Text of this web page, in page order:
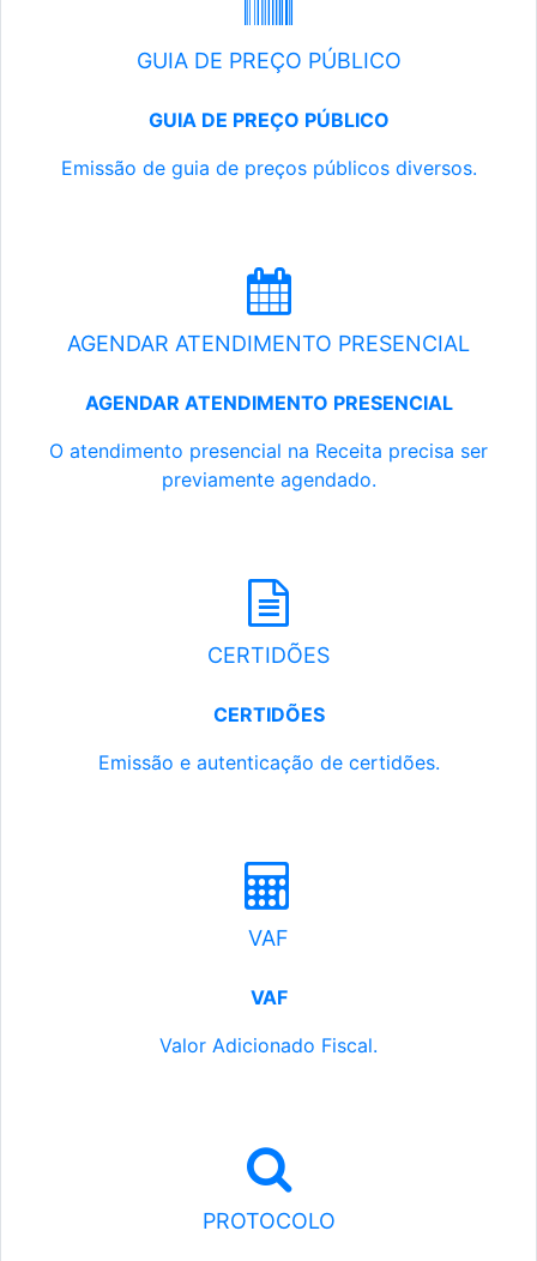
GUIA DE PREÇO PÚBLICO
GUIA DE PREÇO PÚBLICO
Emissão de guia de preços públicos diversos.
AGENDAR ATENDIMENTO PRESENCIAL
AGENDAR ATENDIMENTO PRESENCIAL
O atendimento presencial na Receita precisa ser
previamente agendado.
CERTIDÕES
CERTIDÕES
Emissão e autenticação de certidões.
VAF
VAF
Valor Adicionado Fiscal.
PROTOCOLO